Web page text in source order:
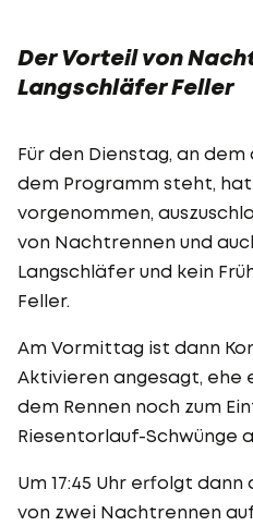
Der Vorteil von
Langschläfer Feller
Für den Dienstag, an
dem Programm steht,
vorgenommen,
von Nachtrennen und
Langschläfer und kein
Feller.
Am Vormittag ist dann
Aktivieren angesagt, ehe
dem Rennen noch zum
Riesentorlauf-Schwünge
Um 17:45 Uhr erfolgt
von zwei Nachtrennen